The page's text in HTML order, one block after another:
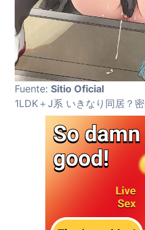
Fuente: Sitio Oficial
1LDK＋J系 いきなり同居？